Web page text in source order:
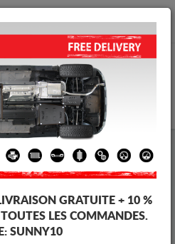
Prius
GRATUITE + 10 %
LES COMMANDES.
SUNNY10